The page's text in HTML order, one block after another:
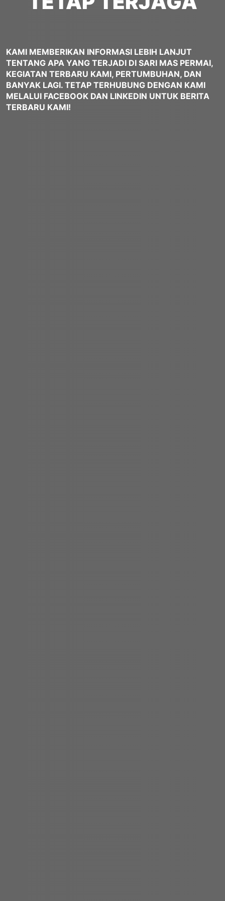
KAMI MEMBERIKAN INFORMASI LEBIH LANJUT
TENTANG APA YANG TERJADI DI SARI MAS PERMAI,
KEGIATAN TERBARU KAMI, PERTUMBUHAN, DAN
BANYAK LAGI. TETAP TERHUBUNG DENGAN KAMI
MELALUI FACEBOOK DAN LINKEDIN UNTUK BERITA
TERBARU KAMI!